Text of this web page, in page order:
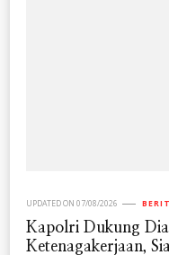
UPDATED ON 07/08/2026
Kapolri Dukung
Ketenagakerjaan,